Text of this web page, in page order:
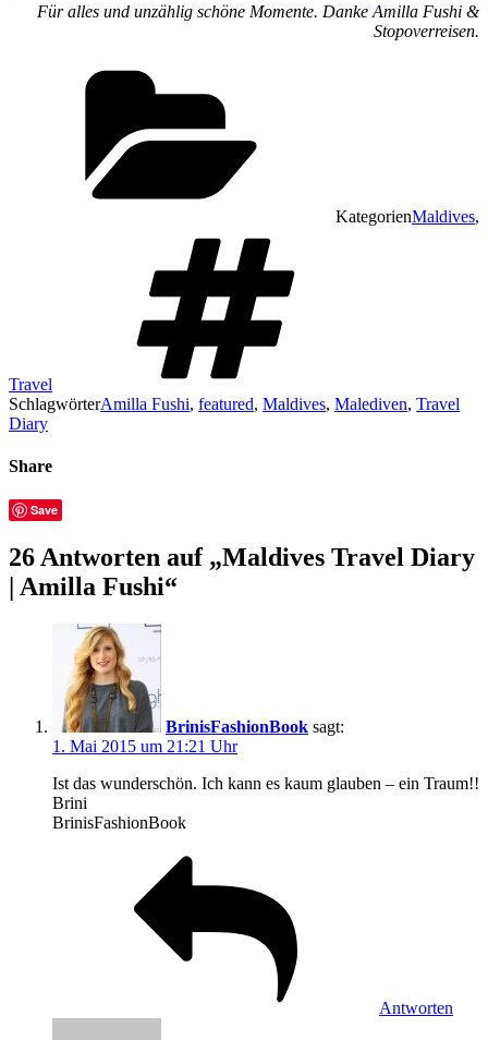
Für alles und unzählig schöne Momente. Danke Amilla Fushi &
Stopoverreisen.
KategorienMaldives,
Travel
SchlagwörterAmilla Fushi, featured, Maldives, Malediven, Travel
Diary
Share
Save
26 Antworten auf „Maldives Travel Diary
| Amilla Fushi“
BrinisFashionBook sagt:
1. Mai 2015 um 21:21 Uhr
Ist das wunderschön. Ich kann es kaum glauben – ein Traum!!
Brini
BrinisFashionBook
Antworten